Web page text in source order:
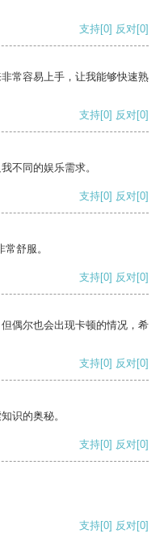
支持[0] 反对[0]
常容易上手，让我能够快速熟
支持[0] 反对[0]
不同的娱乐需求。
支持[0] 反对[0]
舒服。
支持[0] 反对[0]
偶尔也会出现卡顿的情况，希
支持[0] 反对[0]
识的奥秘。
支持[0] 反对[0]
支持[0] 反对[0]